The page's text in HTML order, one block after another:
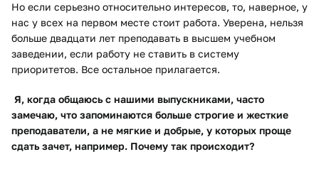
Но если серьезно относительно интересов, то, наверное, у
нас у всех на первом месте стоит работа. Уверена, нельзя
больше двадцати лет преподавать в высшем учебном
заведении, если работу не ставить в систему
приоритетов. Все остальное прилагается.
Я, когда общаюсь с нашими выпускниками, часто
замечаю, что запоминаются больше строгие и жесткие
преподаватели, а не мягкие и добрые, у которых проще
сдать зачет, например. Почему так происходит?